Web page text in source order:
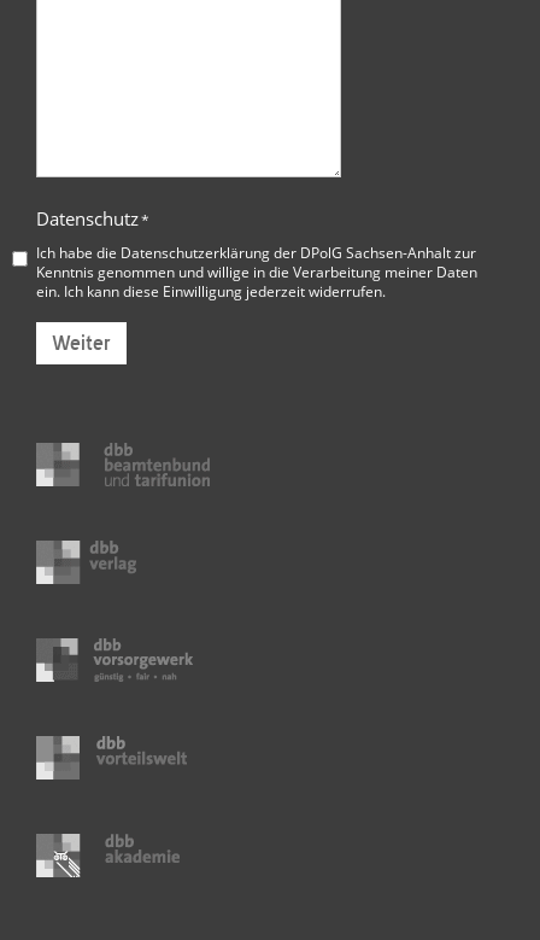
Datenschutz*
Ich habe die Datenschutzerklärung der DPolG Sachsen-Anhaltzur
Kenntnis genommen und willige in die Verarbeitung meiner Daten
ein. Ich kann diese Einwilligung jederzeit widerrufen.
Weiter